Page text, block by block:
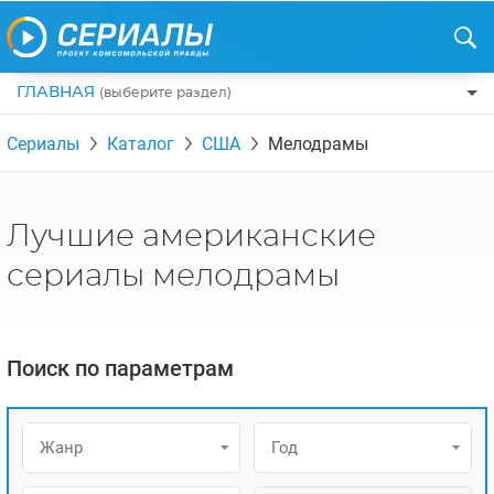
ГЛАВНАЯ (выберите раздел)
ПО ЖАНРАМ
КОМЕДИИ
УЖАСЫ
БОЕВИКИ
ФЭНТЕЗИ
ДЕТЕКТИВЫ
КРИМИНАЛ
ТУРЦИЯ
КАНАДА
РЕЦЕНЗИИ
АЗИАТСКИЕ СЕРИАЛЫ
ИНТЕРВЬЮ
Сериалы Каталог США Мелодрамы
Лучшие американские
сериалы мелодрамы
Поиск по параметрам
Жанр Год